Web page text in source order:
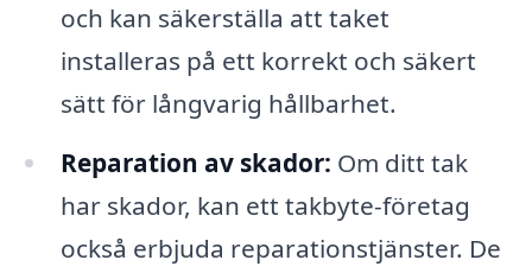
och kan säkerställa att taket
installeras på ett korrekt och säkert
sätt för långvarig hållbarhet.
Reparation av skador: Om ditt tak
har skador, kan ett takbyte-företag
också erbjuda reparationstjänster. De